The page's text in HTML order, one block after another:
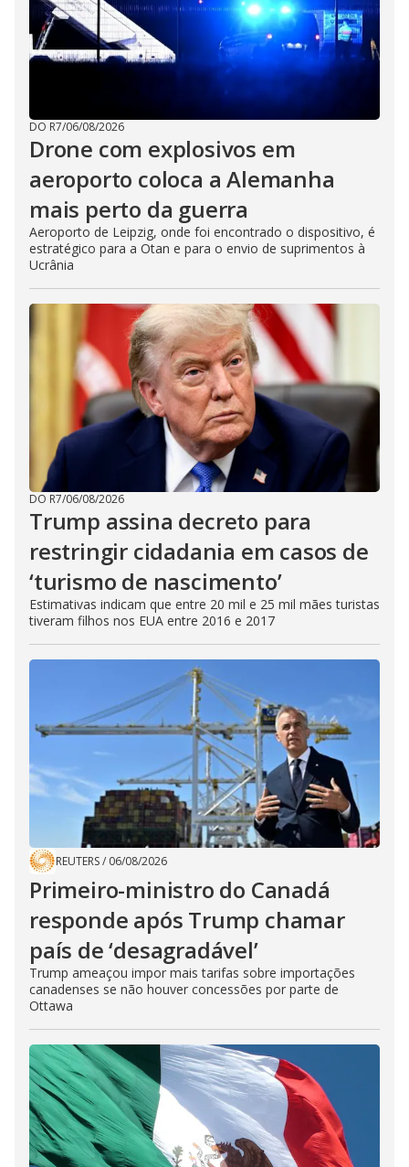
DO R7/06/08/2026
Drone com explosivos em
aeroporto coloca a Alemanha
mais perto da guerra
Aeroporto de Leipzig, onde foi encontrado o dispositivo, é
estratégico para a Otan e para o envio de suprimentos à
Ucrânia
DO R7/06/08/2026
Trump assina decreto para
restringir cidadania em casos de
‘turismo de nascimento’
Estimativas indicam que entre 20 mil e 25 mil mães turistas
tiveram filhos nos EUA entre 2016 e 2017
REUTERS/ 06/08/2026
Primeiro-ministro do Canadá
responde após Trump chamar
país de ‘desagradável’
Trump ameaçou impor mais tarifas sobre importações
canadenses se não houver concessões por parte de
Ottawa